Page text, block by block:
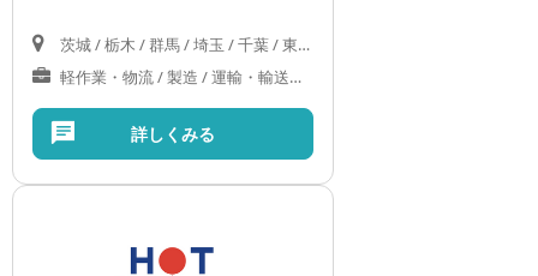
茨城 / 栃木 / 群馬 / 埼玉 / 千葉 / 東京 / 神奈川 / 新潟 / 富山 / 石川 / 福井 / 山梨 / 長野 / 岐阜 / 静岡 / 愛知 / 三重 / 滋賀 / 京都 / 大阪 / 兵庫 / 奈良 / 和歌山 / 鳥取 / 島根 / 岡山 / 広島
軽作業・物流 / 製造 / 運輸・輸送サービス / IT・クリエイティブ / オフィス / 営業 / 医療・介護・福祉
詳しくみる